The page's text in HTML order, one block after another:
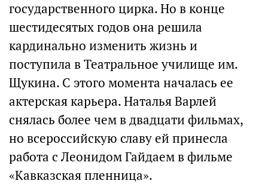
государственного цирка. Но в конце
шестидесятых годов она решила
кардинально изменить жизнь и
поступила в Театральное училище им.
Щукина. С этого момента началась ее
актерская карьера. Наталья Варлей
снялась более чем в двадцати фильмах,
но всероссийскую славу ей принесла
работа с Леонидом Гайдаем в фильме
«Кавказская пленница».